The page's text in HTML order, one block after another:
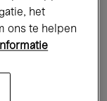
Music
het
ons te helpen